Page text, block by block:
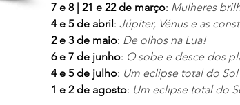
7 e 8 | 21 e 22 de março: Mulheres
4 e 5 de abril: Júpiter, Vénus e as
2 e 3 de maio: De olhos na Lua!
6 e 7 de junho: O sobe e desce dos
4 e 5 de julho: Um eclipse total do
1 e 2 de agosto: Um eclipse total do